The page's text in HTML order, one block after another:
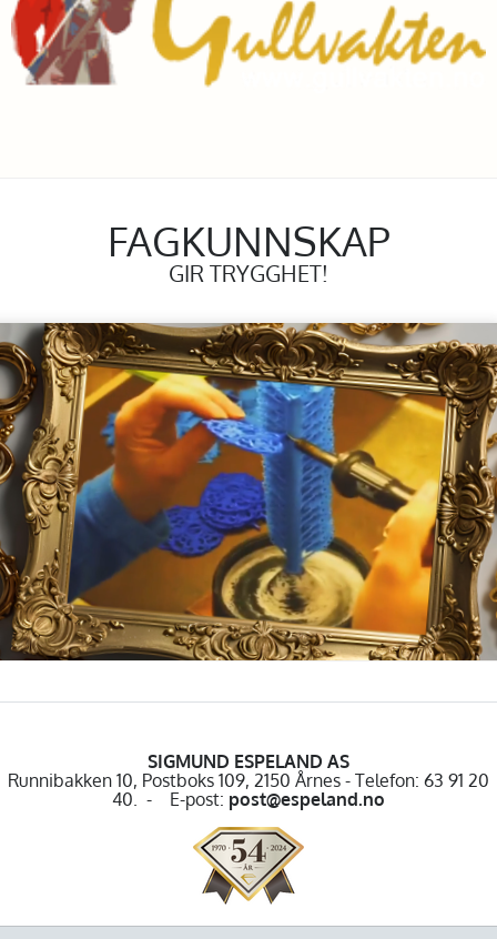
FAGKUNNSKAP
GIR TRYGGHET!
SIGMUND ESPELAND AS
Runnibakken 10, Postboks 109, 2150 Årnes - Telefon: 63 91 20
40. - E-post: post@espeland.no